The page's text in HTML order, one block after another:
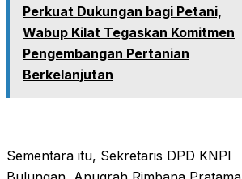
Perkuat Dukungan bagi Petani,
Wabup Kilat Tegaskan Komitmen
Pengembangan Pertanian
Berkelanjutan
Sementara itu, Sekretaris DPD KNPI